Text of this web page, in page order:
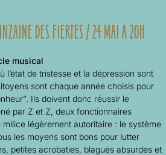
DES FIERTES / 24 MAI A 20H
musical
l’état de tristesse et la dépression sont
sont chaque année choisis pour
Ils doivent donc réussir le
par Z et Z, deux fonctionnaires
milice légèrement autoritaire : le système
les moyens sont bons pour lutter
petites acrobaties, blagues absurdes et